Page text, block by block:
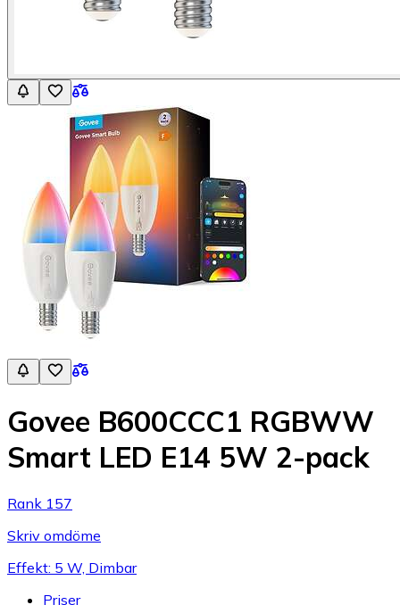
Govee B600CCC1 RGBWW
Smart LED E14 5W 2-pack
Rank 157
Skriv omdöme
Effekt: 5 W, Dimbar
Priser